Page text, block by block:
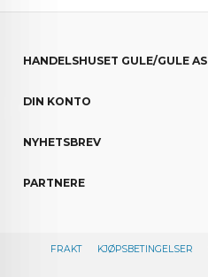
HANDELSHUSET GULE/GULE AS
DIN KONTO
NYHETSBREV
PARTNERE
FRAKT KJØPSBETINGELSER